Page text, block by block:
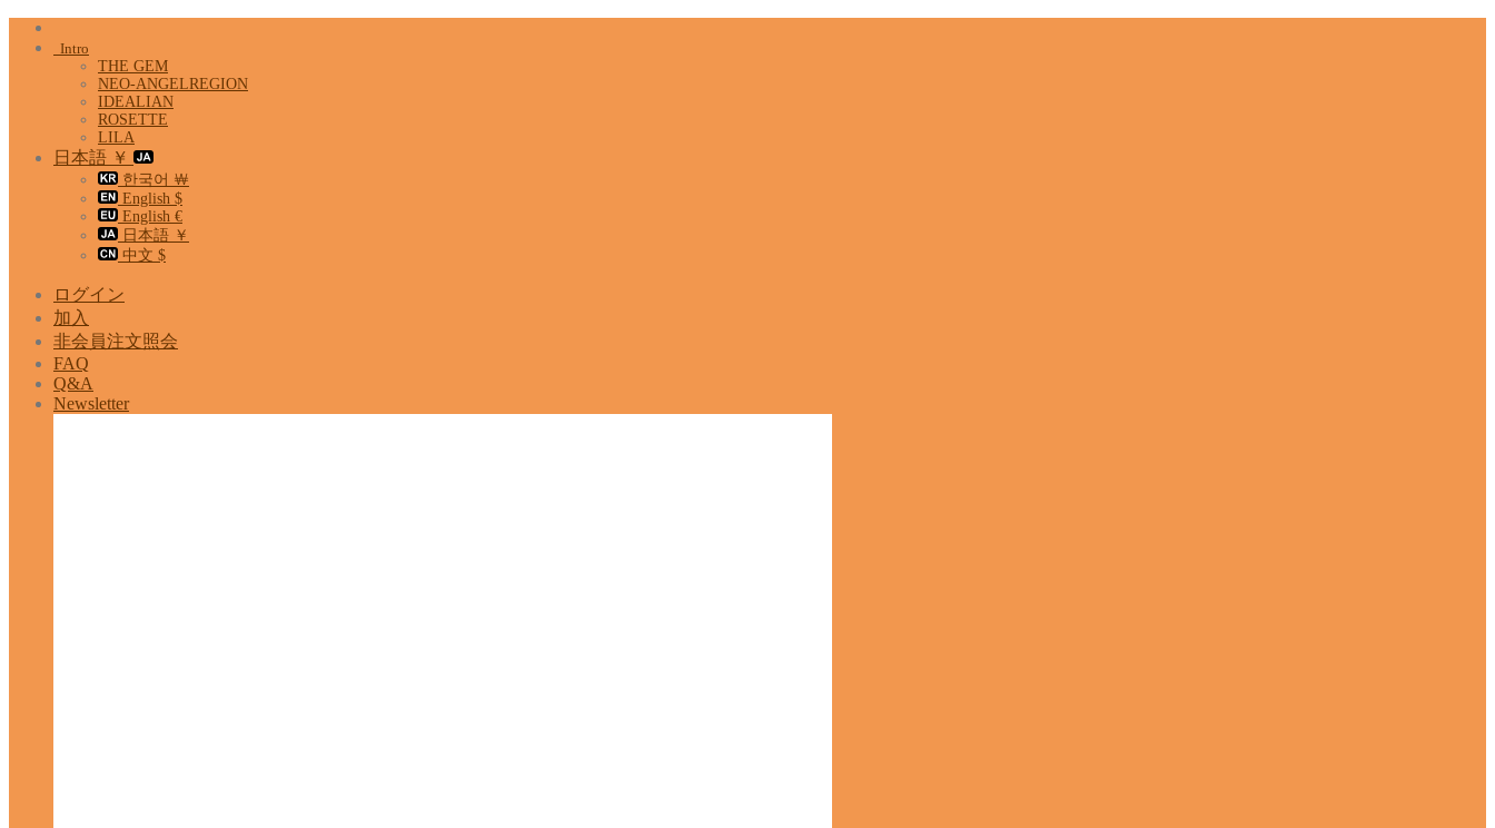
Skip
Intro
THE GEM
NEO-ANGELREGION
IDEALIAN
ROSETTE
LILA
日本語 ￥
한국어 ￦
English $
English €
日本語 ￥
中文 $
ログイン
加入
非会員注文照会
FAQ
Q&A
Newsletter